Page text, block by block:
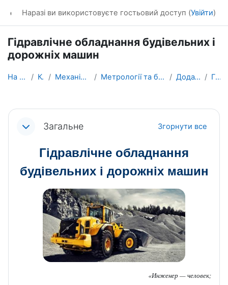
Наразі ви використовуєте гостьовий доступ (Увійти)
Гідравлічне обладнання будівельних і
дорожніх машин
На головну Курси Механічний факультет Метрології та безпеки життєдіяльності Додаткові курси ГОСДМ
Схема розділу
Загальне Згорнути все
Гідравлічне обладнання
будівельних і дорожніх машин
«Инженер — человек;